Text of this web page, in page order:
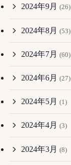
2024年9月 (26)
2024年8月 (53)
2024年7月 (60)
2024年6月 (27)
2024年5月 (1)
2024年4月 (3)
2024年3月 (8)